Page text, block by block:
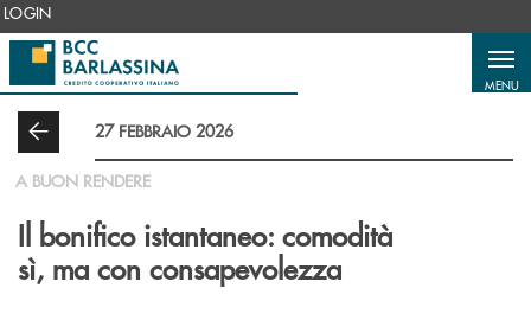
Salta al contenuto principale
LOGIN
MENU
27 FEBBRAIO 2026
A BUON RENDERE
Il bonifico istantaneo: comodità
sì, ma con consapevolezza